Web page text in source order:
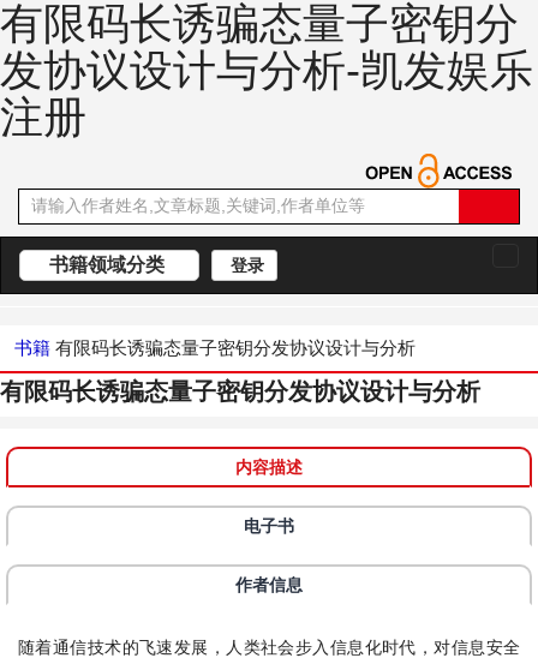
有限码长诱骗态量子密钥分
发协议设计与分析-凯发娱乐
注册
书籍领域分类 登录
换
书籍 有限码长诱骗态量子密钥分发协议设计与分析
有限码长诱骗态量子密钥分发协议设计与分析
内容描述
电子书
作者信息
随着通信技术的飞速发展，人类社会步入信息化时代，对信息安全